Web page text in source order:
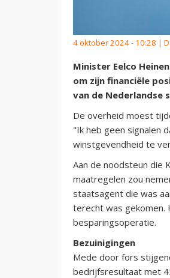
4 oktober 2024 - 10:28 |
Minister Eelco
om zijn financiële
van de Nederlandse
De overheid moest
"Ik heb geen signalen
winstgevendheid te
Aan de noodsteun die
maatregelen zou
staatsagent die was
terecht was gekomen.
besparingsoperatie.
Bezuinigingen
Mede door fors
bedrijfsresultaat met